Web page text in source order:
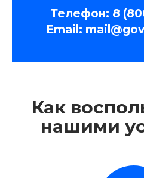
Телефон: 8
Email:
Как
нашими